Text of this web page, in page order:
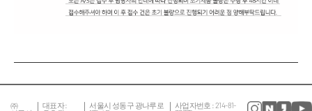
㈜
대표자 :
서울시 성동구 광나루로
사업자번호 : 214-81-